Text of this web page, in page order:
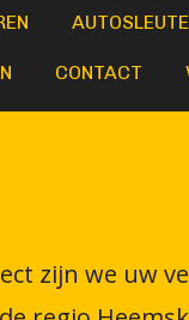
CONTACT
zijn we uw